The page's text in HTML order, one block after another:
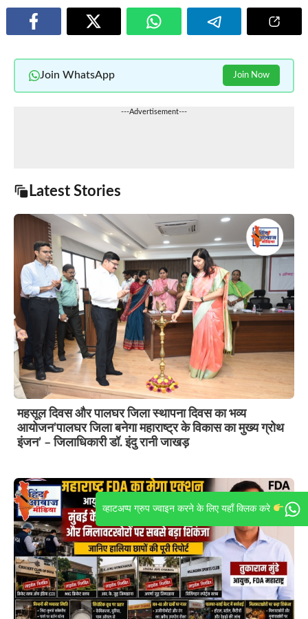
व्हाटअप्प ग्रुप ज्वाइन करने के लिए यहाँ क्लिक करे
Join WhatsApp Join Now
---Advertisement---
Latest Stories
महसूल दिवस और पालघर जिला स्थापना दिवस का भव्य
आयोजन’पालघर जिला बनेगा महाराष्ट्र के विकास का मुख्य ग्रोथ
इंजन’ – जिलाधिकारी डॉ. इंदु रानी जाखड़